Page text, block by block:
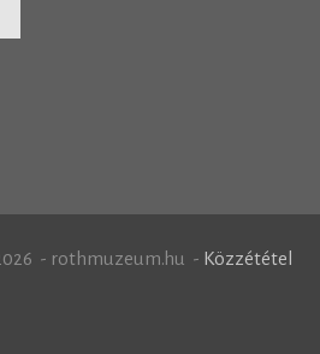
- rothmuzeum.hu - Közzététel